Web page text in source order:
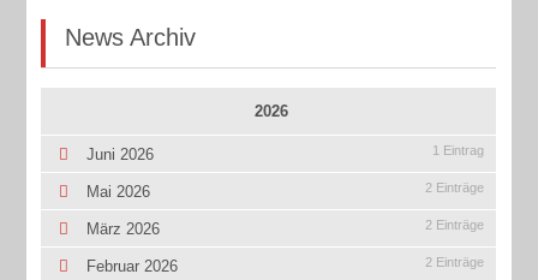
News Archiv
2026
Juni 2026 1 Eintrag
Mai 2026 2 Einträge
März 2026 2 Einträge
Februar 2026 2 Einträge